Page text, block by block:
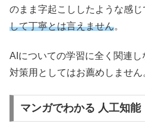
のまま字起こししたような感じ
して丁寧とは言えません。
AIについての学習に全く関連
対策用としてはお薦めしません
マンガでわかる 人工知能